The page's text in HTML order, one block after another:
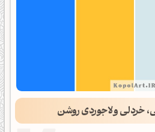
خردلی و لاجوردی روشن